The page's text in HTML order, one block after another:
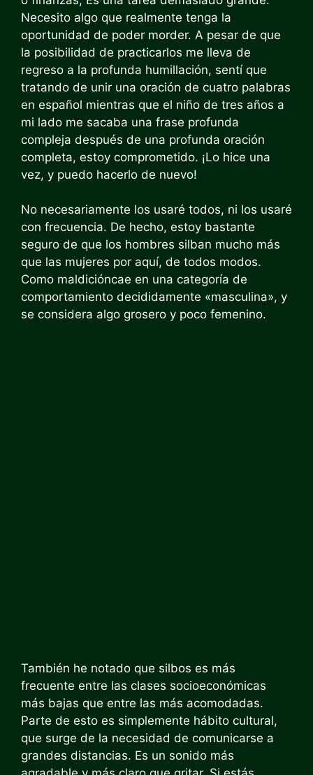
Necesito algo que realmente tenga la
oportunidad de poder morder. A pesar de que
la posibilidad de practicarlos me lleva de
regreso a la profunda humillación, sentí que
tratando de unir una oración de cuatro palabras
en español mientras que el niño de tres años a
mi lado me sacaba una frase profunda
compleja después de una profunda oración
completa, estoy comprometido. ¡Lo hice una
vez, y puedo hacerlo de nuevo!
No necesariamente los usaré todos, ni los usaré
con frecuencia. De hecho, estoy bastante
seguro de que los hombres silban mucho más
que las mujeres por aquí, de todos modos.
Como maldicióncae en una categoría de
comportamiento decididamente «masculina», y
se considera algo grosero y poco femenino.
También he notado que silbos es más
frecuente entre las clases socioeconómicas
más bajas que entre las más acomodadas.
Parte de esto es simplemente hábito cultural,
que surge de la necesidad de comunicarse a
grandes distancias. Es un sonido más